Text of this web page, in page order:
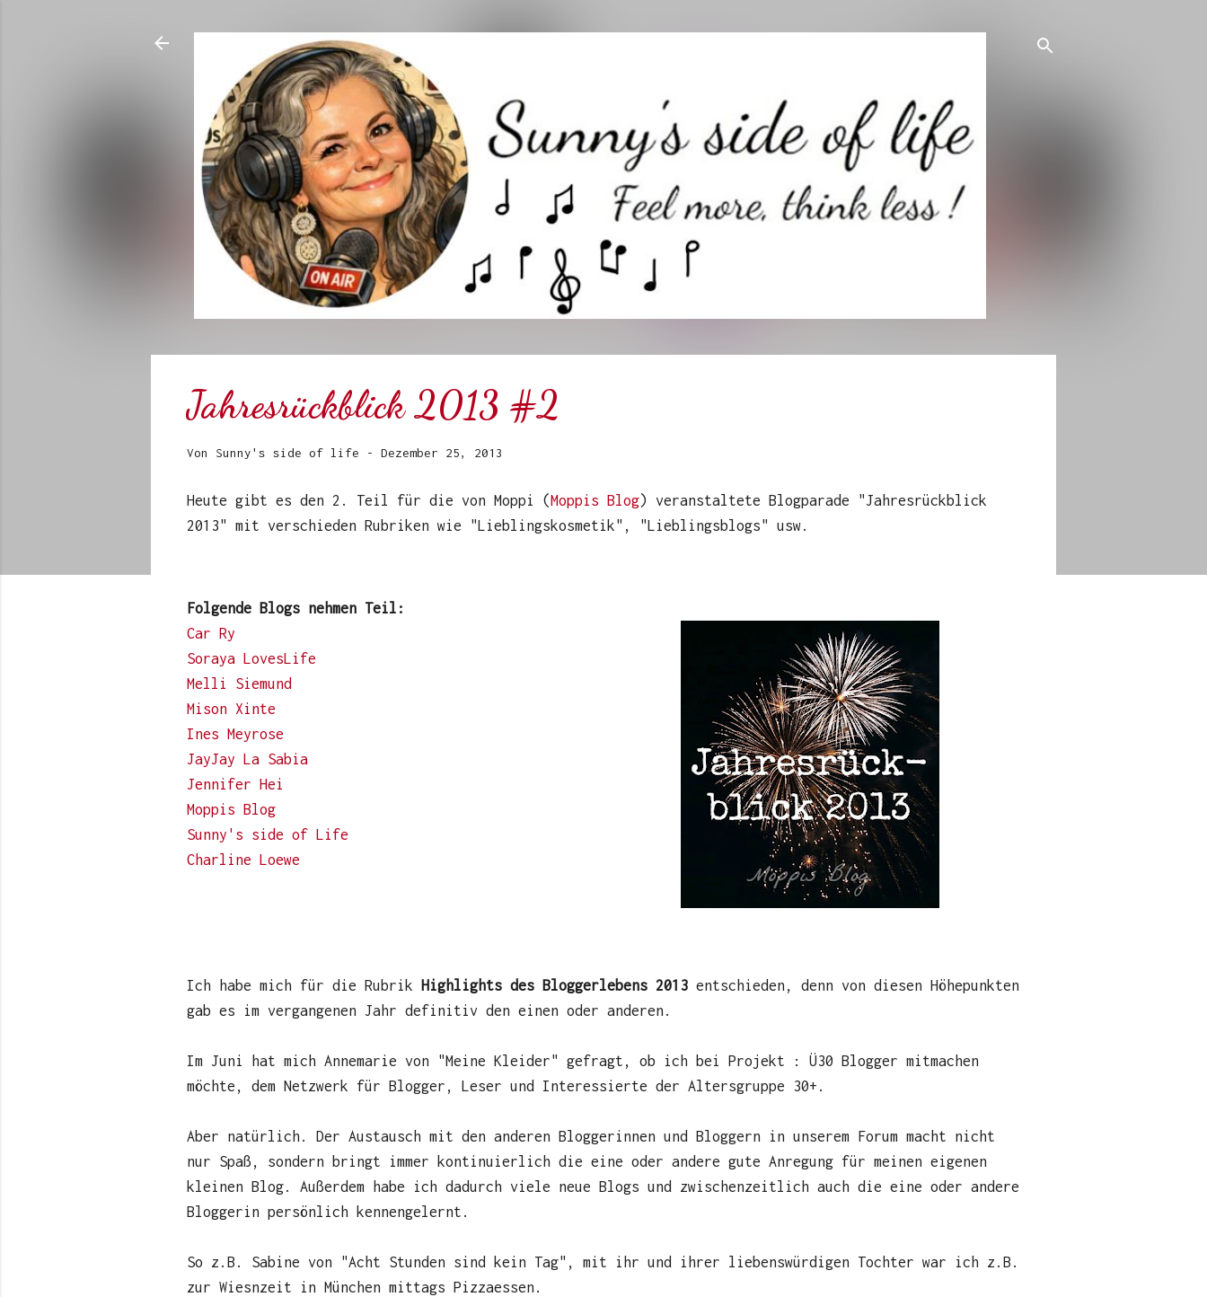
Jahresrückblick 2013 #2
Von Sunny's side of life - Dezember 25, 2013
Heute gibt es den 2. Teil für die von Moppi (Moppis Blog) veranstaltete Blogparade "Jahresrückblick
2013" mit verschieden Rubriken wie "Lieblingskosmetik", "Lieblingsblogs" usw.
Folgende Blogs nehmen Teil:
Car Ry
Soraya LovesLife
Melli Siemund
Mison Xinte
Ines Meyrose
JayJay La Sabia
Jennifer Hei
Moppis Blog
Sunny's side of Life
Charline Loewe
Ich habe mich für die Rubrik Highlights des Bloggerlebens 2013 entschieden, denn von diesen Höhepunkten
gab es im vergangenen Jahr definitiv den einen oder anderen.
Im Juni hat mich Annemarie von "Meine Kleider" gefragt, ob ich bei Projekt : Ü30 Blogger mitmachen
möchte, dem Netzwerk für Blogger, Leser und Interessierte der Altersgruppe 30+.
Aber natürlich. Der Austausch mit den anderen Bloggerinnen und Bloggern in unserem Forum macht nicht
nur Spaß, sondern bringt immer kontinuierlich die eine oder andere gute Anregung für meinen eigenen
kleinen Blog. Außerdem habe ich dadurch viele neue Blogs und zwischenzeitlich auch die eine oder andere
Bloggerin persönlich kennengelernt.
So z.B. Sabine von "Acht Stunden sind kein Tag", mit ihr und ihrer liebenswürdigen Tochter war ich z.B.
zur Wiesnzeit in München mittags Pizzaessen.